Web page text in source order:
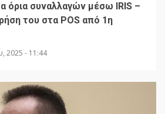
όρια συναλλαγών μέσω IRIS –
του στα POS από 1η
2025 - 11:44